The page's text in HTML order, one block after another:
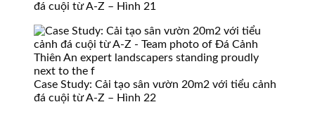
đá cuội từ A-Z – Hình 21
Case Study: Cải tạo sân vườn 20m2 với tiểu cảnh
đá cuội từ A-Z – Hình 22